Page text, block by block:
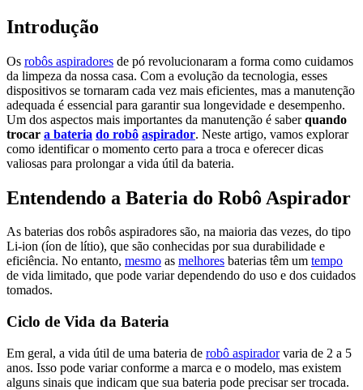
Introdução
Os robôs aspiradores de pó revolucionaram a forma como cuidamos
da limpeza da nossa casa. Com a evolução da tecnologia, esses
dispositivos se tornaram cada vez mais eficientes, mas a manutenção
adequada é essencial para garantir sua longevidade e desempenho.
Um dos aspectos mais importantes da manutenção é saberquando
trocar a bateria do robô aspirador. Neste artigo, vamos explorar
como identificar o momento certo para a troca e oferecer dicas
valiosas para prolongar a vida útil da bateria.
Entendendo a Bateria do Robô Aspirador
As baterias dos robôs aspiradores são, na maioria das vezes, do tipo
Li-ion (íon de lítio), que são conhecidas por sua durabilidade e
eficiência. No entanto, mesmo as melhores baterias têm um tempo
de vida limitado, que pode variar dependendo do uso e dos cuidados
tomados.
Ciclo de Vida da Bateria
Em geral, a vida útil de uma bateria de robô aspiradorvaria de 2 a 5
anos. Isso pode variar conforme a marca e o modelo, mas existem
alguns sinais que indicam que sua bateria pode precisar ser trocada.